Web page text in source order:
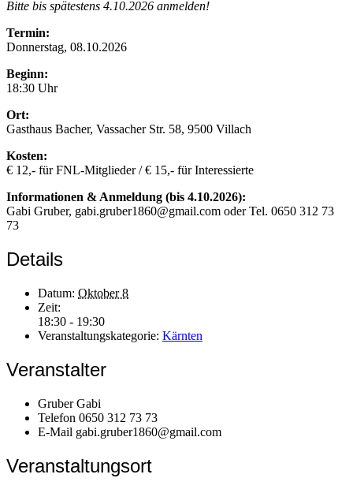
Bitte bis spätestens 4.10.2026 anmelden!
Termin:
Donnerstag, 08.10.2026
Beginn:
18:30 Uhr
Ort:
Gasthaus Bacher, Vassacher Str. 58, 9500 Villach
Kosten:
€ 12,- für FNL-Mitglieder / € 15,- für Interessierte
Informationen & Anmeldung (bis 4.10.2026):
Gabi Gruber, gabi.gruber1860@gmail.com oder Tel. 0650 312 73
73
Details
Datum: Oktober 8
Zeit:
18:30 - 19:30
Veranstaltungskategorie: Kärnten
Veranstalter
Gruber Gabi
Telefon 0650 312 73 73
E-Mail gabi.gruber1860@gmail.com
Veranstaltungsort